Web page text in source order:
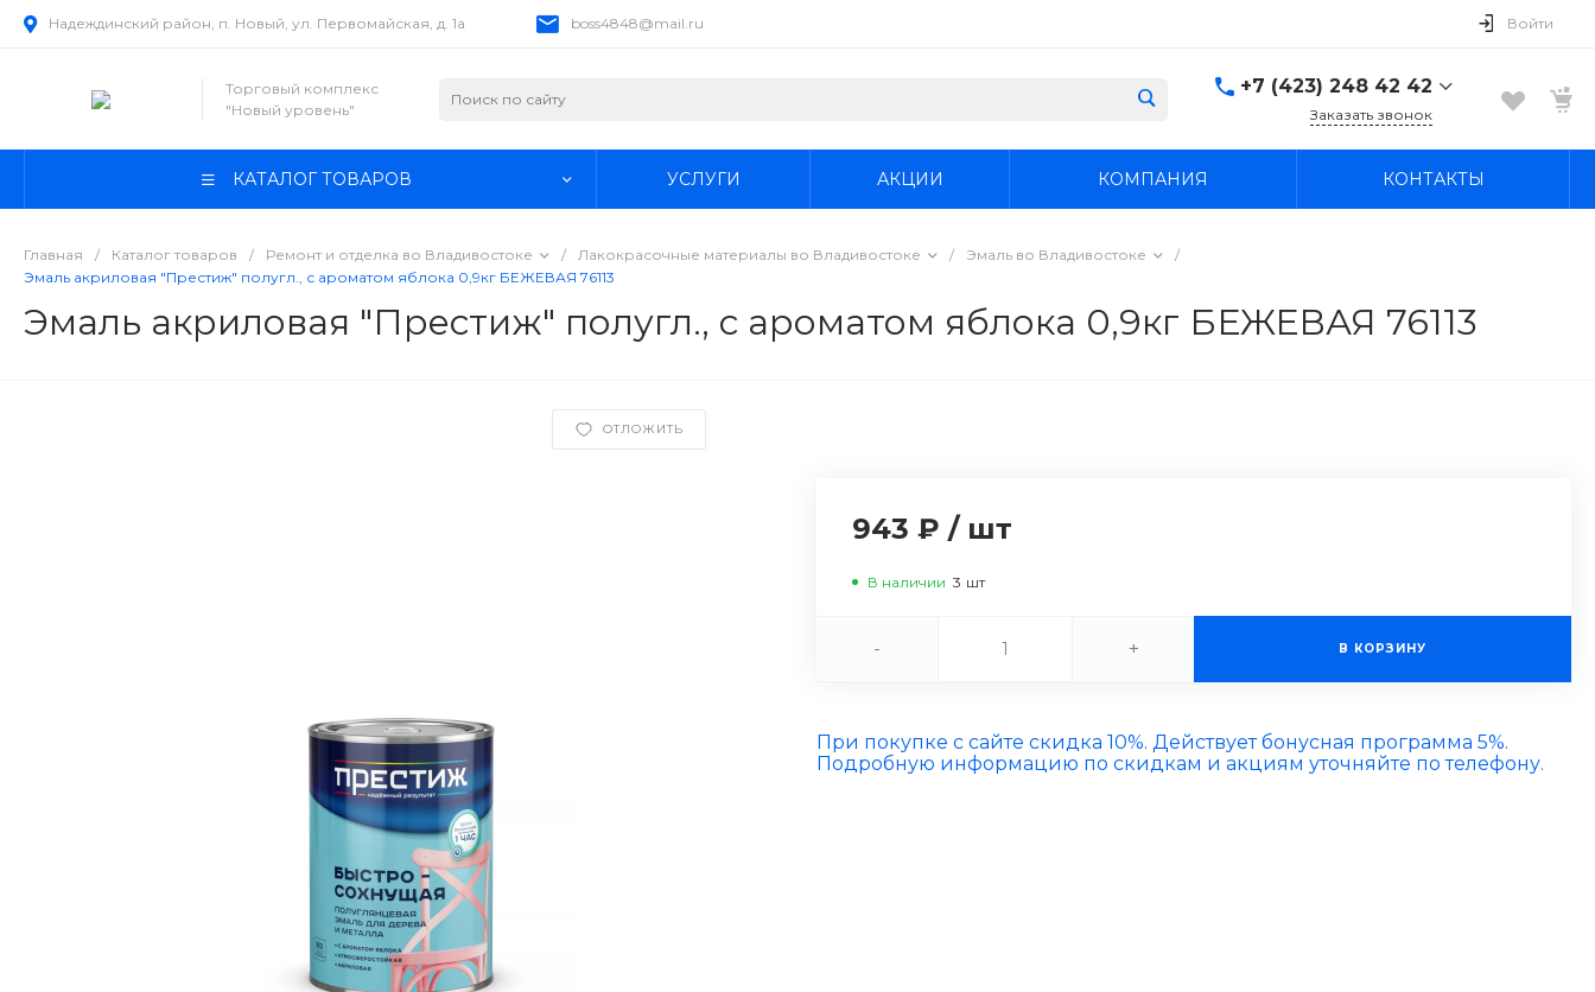
Надеждинский район, п. Новый, ул. Первомайская, д. 1а boss4848@mail.ru Войти
Торговый комплекс
"Новый уровень"
+7 (423) 248 42 42
Надеждинский район, п.
Заказать звонок
КАТАЛОГ ТОВАРОВ УСЛУГИ АКЦИИ КОМПАНИЯ КОНТАКТЫ
Главная / Каталог товаров / Ремонт и отделка во Владивостоке / Лакокрасочные материалы во Владивостоке / Эмаль во Владивостоке
/
Эмаль акриловая "Престиж" полугл., с ароматом яблока 0,9кг БЕЖЕВАЯ 76113
Эмаль акриловая "Престиж" полугл., с ароматом яблока 0,9кг БЕЖЕВАЯ 76113
ОТЛОЖИТЬ
943 ₽ / шт
В наличии 3 шт
- + В КОРЗИНУ
При покупке с сайте скидка 10%. Действует бонусная программа 5%.
Подробную информацию по скидкам и акциям уточняйте по телефону.